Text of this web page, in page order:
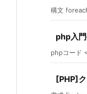
構文
php入
phpコード
[PHP]